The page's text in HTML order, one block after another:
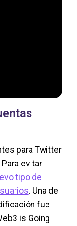
para Twitter
evitar
tipo de
. Una de
fue
is Going